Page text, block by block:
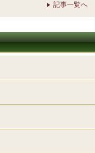
記事一覧へ